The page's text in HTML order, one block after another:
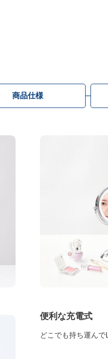
便利な充電式
どこでも持ち運んで
商品仕様